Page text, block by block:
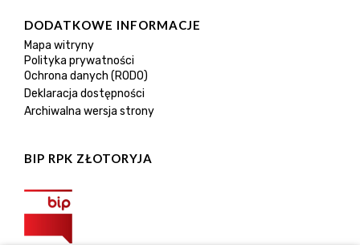
DODATKOWE INFORMACJE
Mapa witryny
Polityka prywatności
Ochrona danych (RODO)
Deklaracja dostępności
Archiwalna wersja strony
BIP RPK ZŁOTORYJA